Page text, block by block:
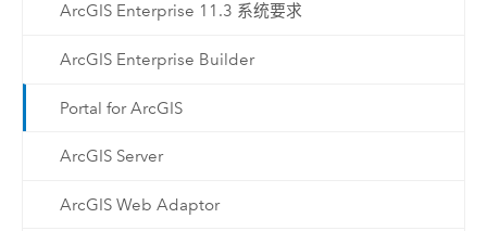
ArcGIS Enterprise 11.3 系统要求
ArcGIS Enterprise Builder
Portal for ArcGIS
ArcGIS Server
ArcGIS Web Adaptor